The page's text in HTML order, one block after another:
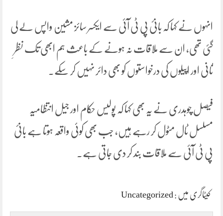
انہوں نے کہا کہ بانیٔ پی ٹی آئی سے ایکسر سائز مشین واپس لے لی
گئی تھی، ان سے ملاقات نہ ہونے کے باعث ہم ابھی تک نظرِ
ثانی اور اپیلوں کی درخواستوں کو بھی دائر نہیں کر سکے۔
فیصل چوہدری نے یہ بھی کہا کہ پولیس حکام اور جیل انتظامیہ
مسلسل ٹال مٹول کر رہے ہیں، جب بھی کوئی واقعہ ہوتا ہے بانیٔ
پی ٹی آئی سے ملاقات بند کر دی جاتی ہے۔
کیٹاگری میں : Uncategorized